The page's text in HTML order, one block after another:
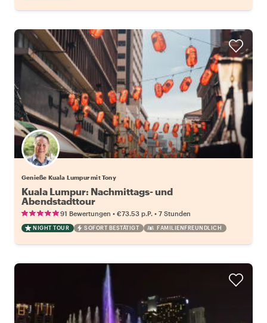
Genieße Kuala Lumpur mit Tony
Kuala Lumpur: Nachmittags- und
Abendstadttour
91 Bewertungen • €73.53 p.P. • 7 Stunden
NIGHT TOUR SOFORT BESTÄTIGT FAMILIENFREUNDLICH